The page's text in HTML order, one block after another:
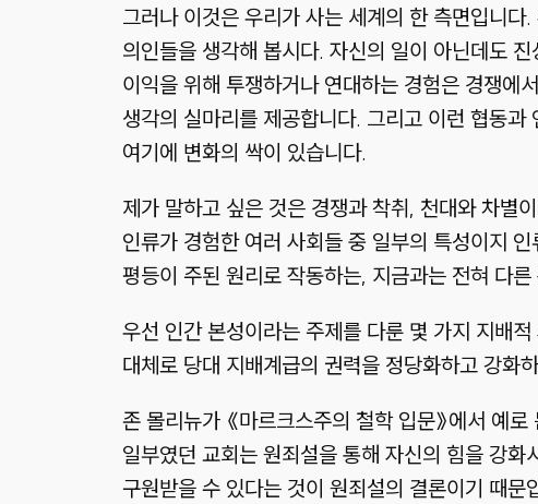
그러나 이것은 우리가 사는 세계의 한 측면입니
의인들을 생각해 봅시다. 자신의 일이 아닌데도
이익을 위해 투쟁하거나 연대하는 경험은 경쟁에
생각의 실마리를 제공합니다. 그리고 이런 협동
여기에 변화의 싹이 있습니다.
제가 말하고 싶은 것은 경쟁과 착취, 천대와 차별
인류가 경험한 여러 사회들 중 일부의 특성이지
평등이 주된 원리로 작동하는, 지금과는 전혀 다
우선 인간 본성이라는 주제를 다룬 몇 가지 지배
대체로 당대 지배계급의 권력을 정당화하고 강화
존 몰리뉴가 《마르크스주의 철학 입문》에서 예
일부였던 교회는 원죄설을 통해 자신의 힘을 강
구원받을 수 있다는 것이 원죄설의 결론이기 때문